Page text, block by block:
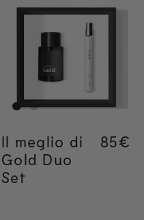
price
price
Il meglio di
Gold Duo
Set
85€
85€